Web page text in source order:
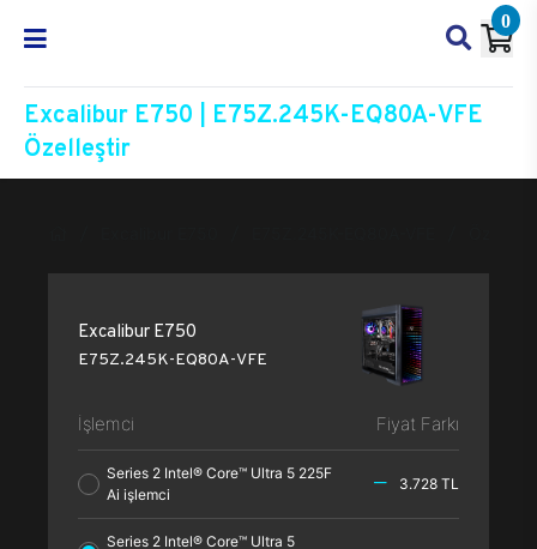
0
Excalibur E750 | E75Z.245K-EQ80A-VFE
Özelleştir
Excalibur E750
E75Z.245K-EQ80A-VFE
İşlemci Fiyat Farkı
Series 2 Intel® Core™ Ultra 5 225F
Ai işlemci
3.728 TL
Series 2 Intel® Core™ Ultra 5